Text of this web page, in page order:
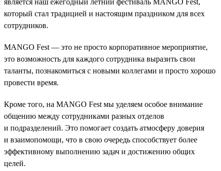
является наш ежегодный летний фестиваль MANGO Fest,
который стал традицией и настоящим праздником для всех
сотрудников.
MANGO Fest — это не просто корпоративное мероприятие,
это возможность для каждого сотрудника выразить свои
таланты, познакомиться с новыми коллегами и просто хорошо
провести время.
Кроме того, на MANGO Fest мы уделяем особое внимание
общению между сотрудниками разных отделов
и подразделений. Это помогает создать атмосферу доверия
и взаимопомощи, что в свою очередь способствует более
эффективному выполнению задач и достижению общих
целей.